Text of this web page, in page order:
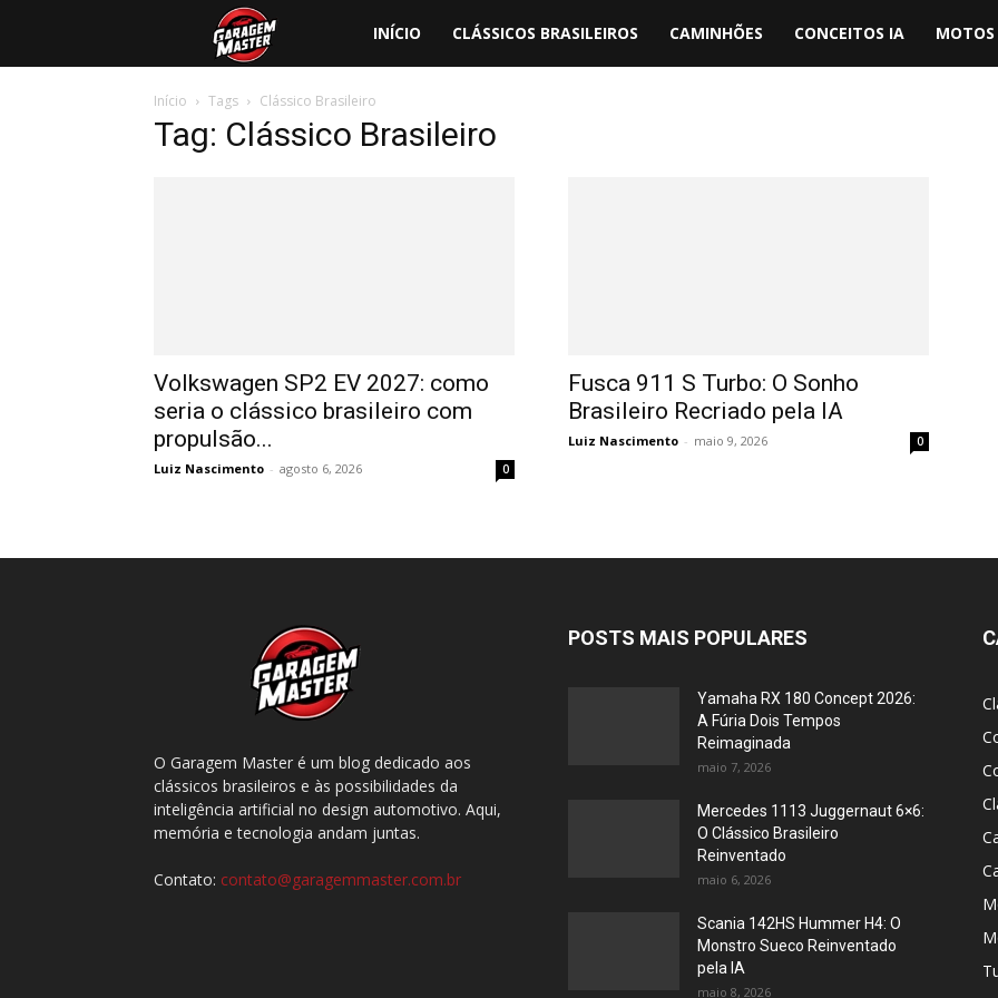
Garagem
Master
INÍCIO CLÁSSICOS BRASILEIROS CAMINHÕES CONCEITOS IA MOTOS
Início Tags Clássico Brasileiro
Tag: Clássico Brasileiro
Volkswagen SP2 EV 2027: como
seria o clássico brasileiro com
propulsão...
Luiz Nascimento - agosto 6, 2026 0
Fusca 911 S Turbo: O Sonho
Brasileiro Recriado pela IA
Luiz Nascimento - maio 9, 2026 0
O Garagem Master é um blog dedicado aos
clássicos brasileiros e às possibilidades da
inteligência artificial no design automotivo. Aqui,
memória e tecnologia andam juntas.
Contato: contato@garagemmaster.com.br
POSTS MAIS POPULARES
Yamaha RX 180 Concept 2026:
A Fúria Dois Tempos
Reimaginada
maio 7, 2026
Mercedes 1113 Juggernaut 6×6:
O Clássico Brasileiro
Reinventado
maio 6, 2026
Scania 142HS Hummer H4: O
Monstro Sueco Reinventado
pela IA
maio 8, 2026